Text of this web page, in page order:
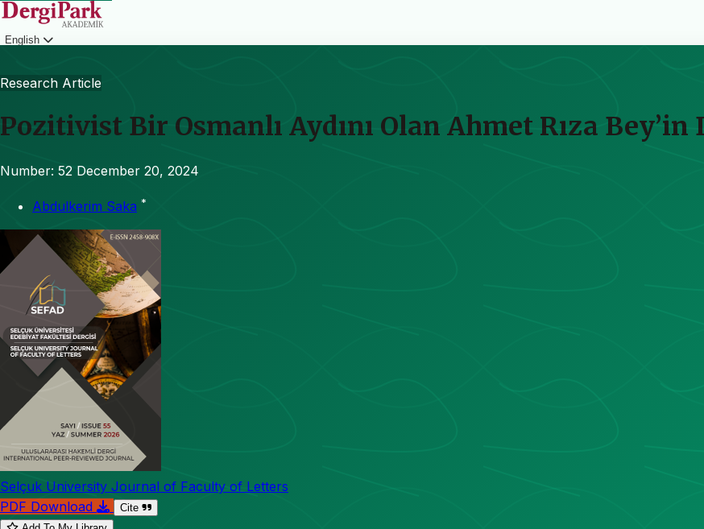
English
Research Article
Pozitivist Bir Osmanlı Aydını Olan Ahmet Rıza
Number: 52 December 20, 2024
Abdulkerim Saka *
Selçuk University Journal of Faculty of Letters
PDF Download
Cite